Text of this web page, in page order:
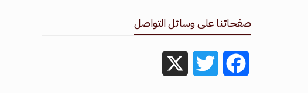
صفحاتنا على وسائل التواصل
Facebook
Twitter